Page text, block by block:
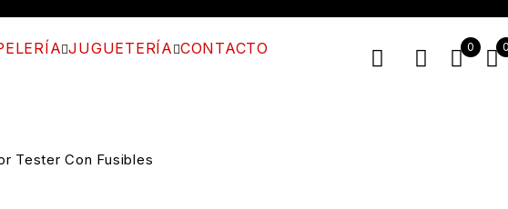
JUGUETERÍA CONTACTO
0
Tester Con Fusibles